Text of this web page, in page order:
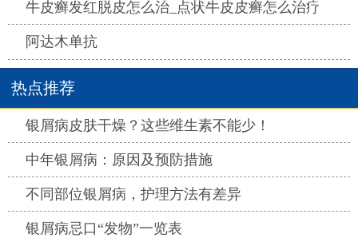
牛皮癣发红脱皮怎么治_点状牛皮皮癣怎么治疗热点
阿达木单抗
热点推荐
银屑病皮肤干燥？这些维生素不能少！
中年银屑病：原因及预防措施
不同部位银屑病，护理方法有差异
银屑病忌口“发物”一览表